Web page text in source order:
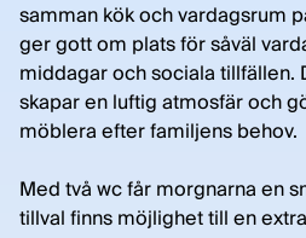
samman kök och vardagsrum
ger gott om plats för såväl
middagar och sociala tillfällen.
skapar en luftig atmosfär och
möblera efter familjens behov.
Med två wc får morgnarna en
tillval finns möjlighet till en